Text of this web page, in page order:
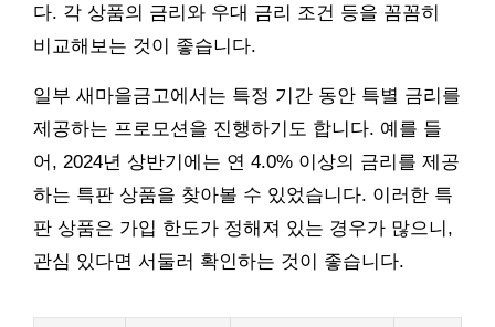
다. 각 상품의 금리와 우대 금리 조건 등을 꼼꼼히
비교해보는 것이 좋습니다.
일부 새마을금고에서는 특정 기간 동안 특별 금리를
제공하는 프로모션을 진행하기도 합니다. 예를 들
어, 2024년 상반기에는 연 4.0% 이상의 금리를 제공
하는 특판 상품을 찾아볼 수 있었습니다. 이러한 특
판 상품은 가입 한도가 정해져 있는 경우가 많으니,
관심 있다면 서둘러 확인하는 것이 좋습니다.